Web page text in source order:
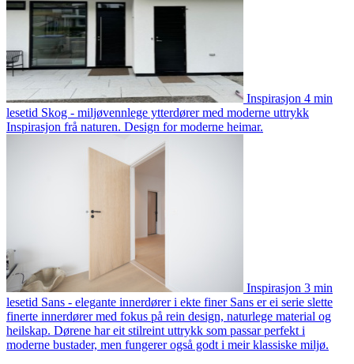
Inspirasjon 4 min
lesetid Skog - miljøvennlege ytterdører med moderne uttrykk
Inspirasjon frå naturen. Design for moderne heimar.
Inspirasjon 3 min
lesetid Sans - elegante innerdører i ekte finer Sans er ei serie slette
finerte innerdører med fokus på rein design, naturlege material og
heilskap. Dørene har eit stilreint uttrykk som passar perfekt i
moderne bustader, men fungerer også godt i meir klassiske miljø.